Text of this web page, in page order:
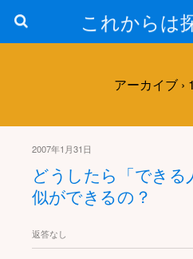
これからは
アーカイブ ›
2007年1月31日
どうしたら「できる
似ができるの？
返答なし